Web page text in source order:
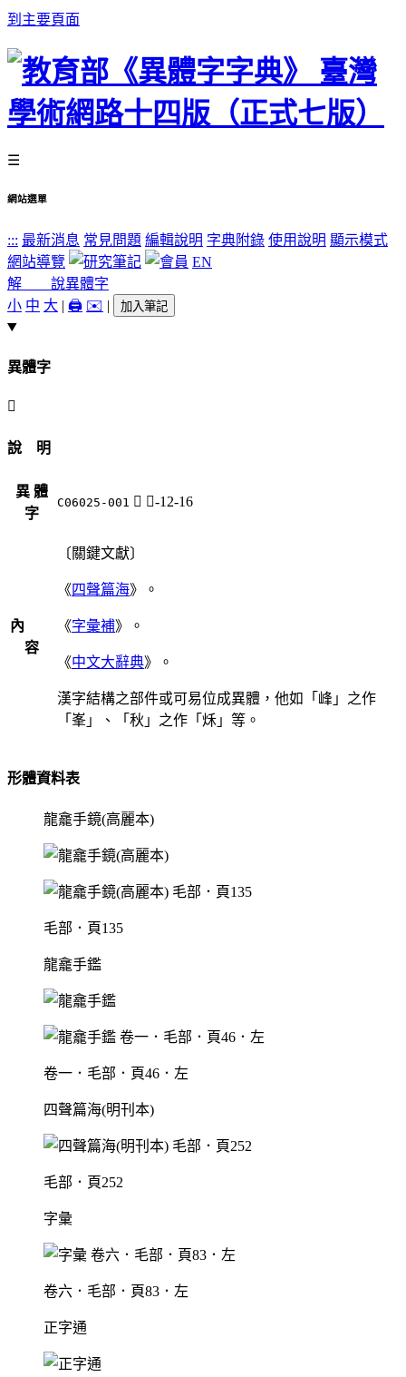
到主要頁面
☰
網站選單
::: 最新消息 常見問題 編輯說明 字典附錄 使用說明 顯示模式
網站導覽
EN
解 說異體字
小 中 大 | 🖨️ ✉️ | 加入筆記
異體字
𣯽
說 明
異 體
字
C06025-001 𣯽 毛-12-16
內
容
〔關鍵文獻〕
《四聲篇海》。
《字彙補》。
《中文大辭典》。
漢字結構之部件或可易位成異體，他如「峰」之作
「峯」、「秋」之作「秌」等。
形體資料表
龍龕手鏡(高麗本)
毛部．頁135
龍龕手鑑
卷一．毛部．頁46．左
四聲篇海(明刊本)
毛部．頁252
字彙
卷六．毛部．頁83．左
正字通